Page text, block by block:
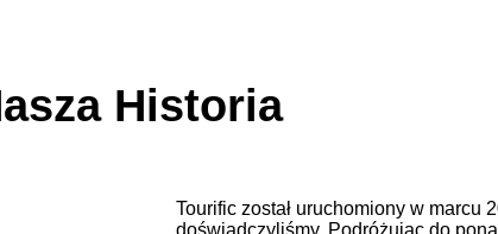
Historia
Tourific został uruchomiony w marcu
doświadczyliśmy. Podróżując do